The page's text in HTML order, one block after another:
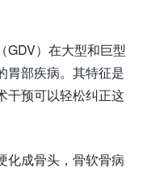
GDV）在大型和巨型
胃部疾病。其特征是
干预可以轻松纠正这
化成骨头，骨软骨病